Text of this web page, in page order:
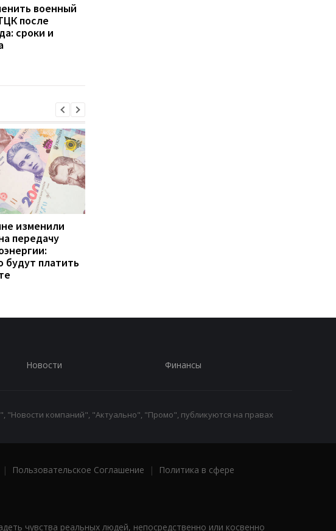
военный
после
сроки и
изменили
передачу
будут платить
Новости Финансы
компаний", "Актуально", "Промо", публикуются на правах
| Пользовательское Соглашение |
Политика в сфере
чувства реальных людей, непосредственно или косвенно